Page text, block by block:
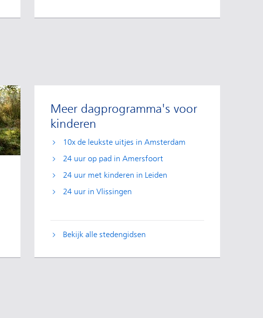
Meer dagprogramma's voor
kinderen
10x de leukste uitjes in Amsterdam
24 uur op pad in Amersfoort
24 uur met kinderen in Leiden
24 uur in Vlissingen
Bekijk alle stedengidsen